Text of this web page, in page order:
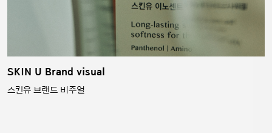
SKIN U Brand visual
스킨유 브랜드 비주얼